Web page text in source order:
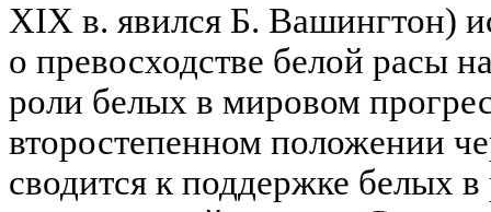
XIX в. явился Б. Вашингтон)
о превосходстве белой расы
роли белых в мировом
второстепенном положении
сводится к поддержке белых